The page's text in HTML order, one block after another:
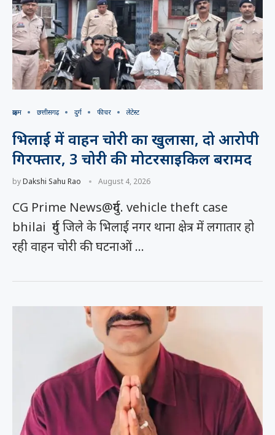
क्राइम छत्तीसगढ़ दुर्ग फीचर लेटेस्ट
भिलाई में वाहन चोरी का खुलासा, दो आरोपी
गिरफ्तार, 3 चोरी की मोटरसाइकिल बरामद
byDakshi Sahu Rao August 4, 2026
CG Prime News@दुर्ग. vehicle theft case
bhilai दुर्ग जिले के भिलाई नगर थाना क्षेत्र में लगातार हो
रही वाहन चोरी की घटनाओं …